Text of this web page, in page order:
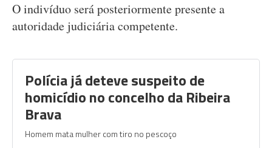
O indivíduo será posteriormente presente a
autoridade judiciária competente.
Polícia já deteve suspeito de
homicídio no concelho da Ribeira
Brava
Homem mata mulher com tiro no pescoço